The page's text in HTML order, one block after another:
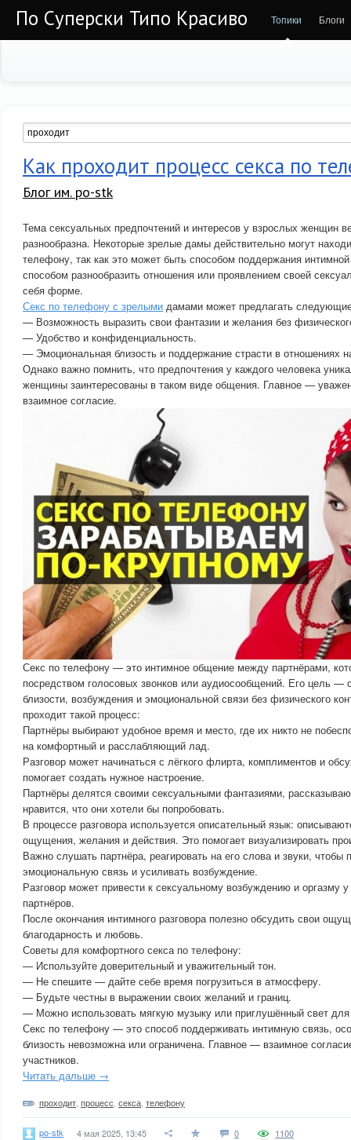
По Суперски Типо Красиво Топики Блоги
Как проходит процесс секса по
Блог им. po-stk
Тема сексуальных предпочтений и интересов у взрослых женщин
разнообразна. Некоторые зрелые дамы действительно могут
телефону, так как это может быть способом поддержания
способом разнообразить отношения или проявлением своей
себя форме.
Секс по телефону с зрелыми дамами может предлагать
— Возможность выразить свои фантазии и желания без
— Удобство и конфиденциальность.
— Эмоциональная близость и поддержание страсти в отношениях
Однако важно помнить, что предпочтения у каждого человека
женщины заинтересованы в таком виде общения. Главное —
взаимное согласие.
Секс по телефону — это интимное общение между партнёрами,
посредством голосовых звонков или аудиосообщений. Его цель —
близости, возбуждения и эмоциональной связи без физического
проходит такой процесс:
Партнёры выбирают удобное время и место, где их никто не
на комфортный и расслабляющий лад.
Разговор может начинаться с лёгкого флирта, комплиментов и
помогает создать нужное настроение.
Партнёры делятся своими сексуальными фантазиями,
нравится, что они хотели бы попробовать.
В процессе разговора используется описательный язык:
ощущения, желания и действия. Это помогает визуализировать
Важно слушать партнёра, реагировать на его слова и звуки, чтобы
эмоциональную связь и усиливать возбуждение.
Разговор может привести к сексуальному возбуждению и оргазму
партнёров.
После окончания интимного разговора полезно обсудить свои
благодарность и любовь.
Советы для комфортного секса по телефону:
— Используйте доверительный и уважительный тон.
— Не спешите — дайте себе время погрузиться в атмосферу.
— Будьте честны в выражении своих желаний и границ.
— Можно использовать мягкую музыку или приглушённый свет для
Секс по телефону — это способ поддерживать интимную связь,
близость невозможна или ограничена. Главное — взаимное
участников.
Читать дальше →
проходит процесс секса телефону
po-stk 4 мая 2025, 13:45 0 1100